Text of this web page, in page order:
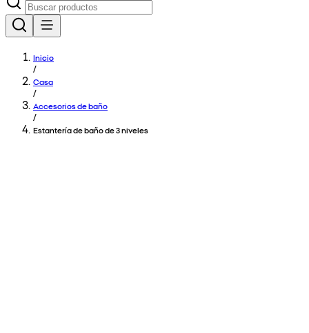
Inicio
/
Casa
/
Accesorios de baño
/
Estantería de baño de 3 niveles